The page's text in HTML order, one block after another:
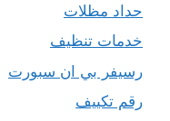
حداد مظلات
خدمات تنظيف
رسيفر بي ان سبورت
رقم تكييف